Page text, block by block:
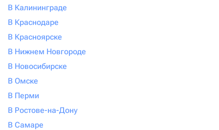
В Калининграде
В Краснодаре
В Красноярске
В Нижнем Новгороде
В Новосибирске
В Омске
В Перми
В Ростове-на-Дону
В Самаре